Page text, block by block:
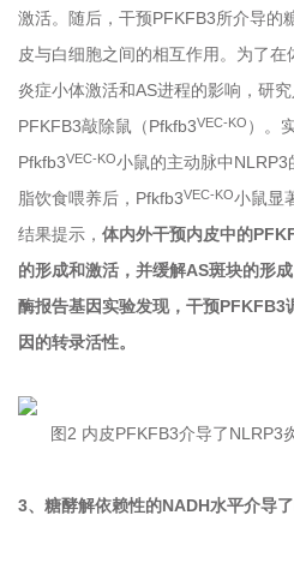
激活。随后，干预PFKFB3所介导的
皮与白细胞之间的相互作用。为了
炎症小体激活和AS进程的影响，研
PFKFB3敲除鼠（Pfkfb3VEC-KO ）。
Pfkfb3VEC-KO小鼠的主动脉中
脂饮食喂养后，Pfkfb3VEC-KO小鼠显
结果提示， 体内外干预内皮中的
的形成和激活，并缓解AS斑块的形
酶报告基因实验发现，干预PFKFB3
因的转录活性。
图2 内皮PFKFB3介导了NLRP3
3、 糖酵解依赖性的NADH水平介导